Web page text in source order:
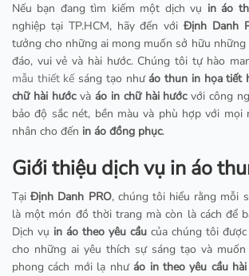
Nếu bạn đang tìm kiếm một dịch vụ in áo
nghiệp tại TP.HCM, hãy đến với Định Danh
tưởng cho những ai mong muốn sở hữu những
đáo, vui vẻ và hài hước. Chúng tôi tự hào
mẫu thiết kế sáng tạo nhưáo thun in họa tiết
chữ hài hướcvà áo in chữ hài hướcvới công
bảo độ sắc nét, bền màu và phù hợp với mọi
nhân cho đến in áo đồng phục.
Giới thiệu dịch vụ in áo
TạiĐịnh Danh PRO, chúng tôi hiểu rằng mỗi
là một món đồ thời trang mà còn là cách để
Dịch vụ in áo theo yêu cầu của chúng tôi
cho những ai yêu thích sự sáng tạo và
phong cách mới lạ nhưáo in theo yêu cầu